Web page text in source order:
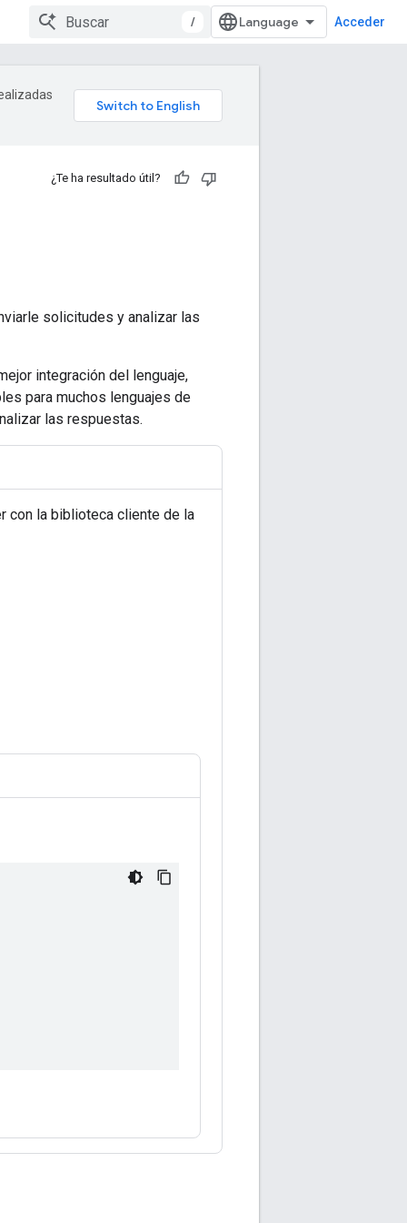
/ Acceder
¿Te ha resultado útil?
solicitudes y analizar las
integración del lenguaje,
para muchos lenguajes de
las respuestas.
con la biblioteca cliente de la